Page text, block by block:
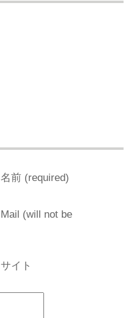
名前 (required)
Mail (will not be
サイト